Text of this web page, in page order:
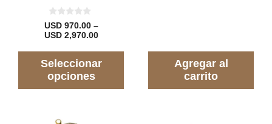
0
d
e
USD970.00 –
USD2,970.00Rango
precios:
desde
Seleccionar
opciones
Agregar al
carrito